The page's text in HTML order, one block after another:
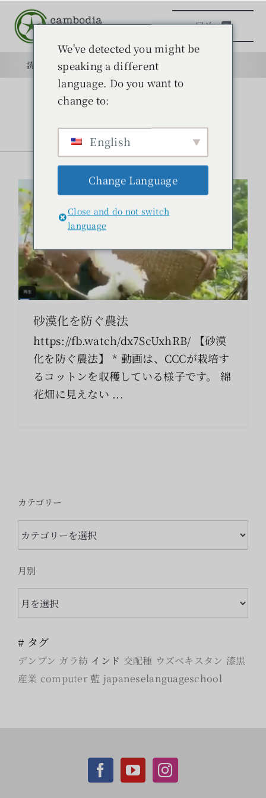
キ
目次
読みもの
学ぶ
検
索
…
読みもの 目的
砂漠化を防ぐ農法
綿を育てる
砂漠化を防ぐ農法
https://fb.watch/dx7ScUxhRB/ 【砂漠
化を防ぐ農法】 * 動画は、CCCが栽培す
るコットンを収穫している様子です。 綿
花畑に見えない ...
カテゴリー
カ
テ
ゴ
ー
月別
月
別
# タグ
デンプン ガラ紡 インド 交配種 ウズベキスタン 漆黒
産業 computer 藍 japaneselanguageschool
We've detected you might be
speaking a different
language. Do you want to
change to:
English
Change Language
Close and do not switch
language